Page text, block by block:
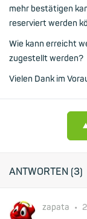
mehr bestätigen
reserviert werden
Wie kann erreicht
zugestellt werden?
Vielen Dank im
ANTWORTEN (3)
zapata •